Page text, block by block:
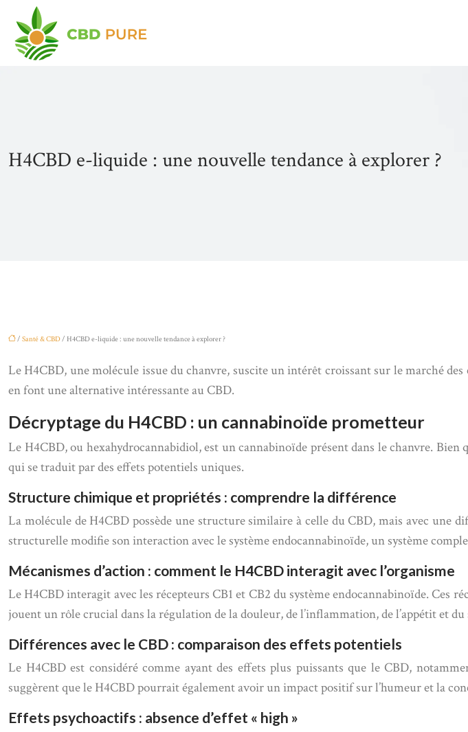
H4CBD e-liquide : une nouvelle tendance à explorer ?
/ Santé & CBD/ H4CBD e-liquide : une nouvelle tendance à explorer ?
Le H4CBD, une molécule issue du chanvre, suscite un intérêt croissant sur le marché
en font une alternative intéressante au CBD.
Décryptage du H4CBD : un cannabinoïde prometteur
Le H4CBD, ou hexahydrocannabidiol, est un cannabinoïde présent dans le chanvre.
qui se traduit par des effets potentiels uniques.
Structure chimique et propriétés : comprendre la différence
La molécule de H4CBD possède une structure similaire à celle du CBD, mais avec une
structurelle modifie son interaction avec le système endocannabinoïde, un système
Mécanismes d’action : comment le H4CBD interagit avec l’organisme
Le H4CBD interagit avec les récepteurs CB1 et CB2 du système endocannabinoïde. Ces
jouent un rôle crucial dans la régulation de la douleur, de l’inflammation, de l’appétit et
Différences avec le CBD : comparaison des effets potentiels
Le H4CBD est considéré comme ayant des effets plus puissants que le CBD,
suggèrent que le H4CBD pourrait également avoir un impact positif sur l’humeur et la
Effets psychoactifs : absence d’effet « high »